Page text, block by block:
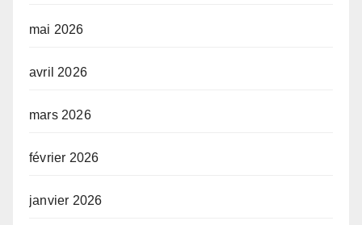
mai 2026
avril 2026
mars 2026
février 2026
janvier 2026